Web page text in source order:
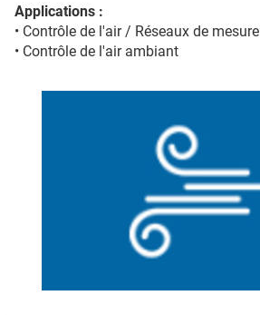
Applications :
• Contrôle de l'air / Réseaux de mesure
• Contrôle de l'air ambiant